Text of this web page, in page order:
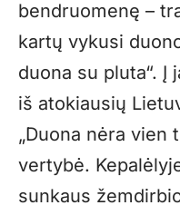
bendruomenę –
kartų vykusi
duona su pluta“. Į
iš atokiausių
„Duona nėra vien
vertybė.
sunkaus